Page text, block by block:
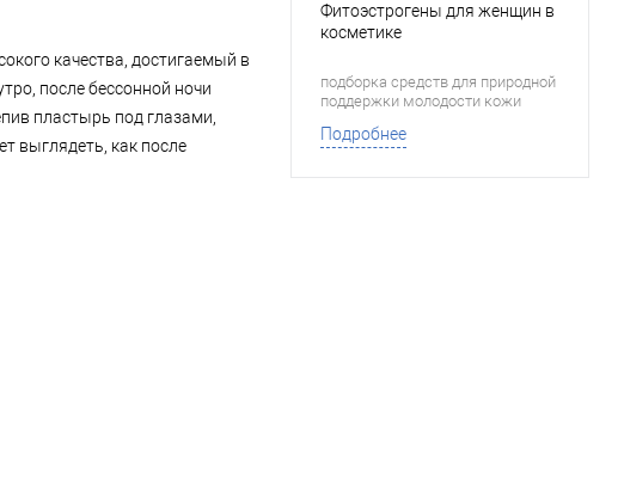
качества, достигаемый в
после бессонной ночи
пластырь под глазами,
выглядеть, как после
Фитоэстрогены для женщин в
косметике
подборка средств для природной
поддержки молодости кожи
Подробнее